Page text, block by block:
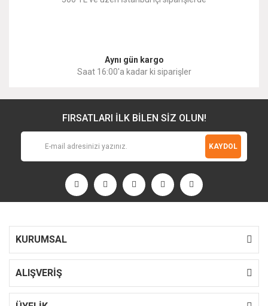
Aynı gün kargo
Saat 16:00'a kadar ki siparişler
FIRSATLARI İLK BİLEN SİZ OLUN!
KAYDOL
KURUMSAL
ALIŞVERİŞ